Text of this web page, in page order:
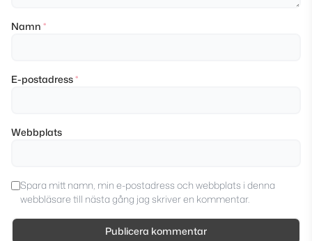
Namn *
E-postadress*
Webbplats
Spara mitt namn, min e-postadress och webbplats i denna
webbläsare till nästa gång jag skriver en kommentar.